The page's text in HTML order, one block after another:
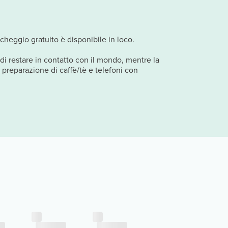
gratuito è disponibile in loco.
restare in contatto con il mondo, mentre la
di caffè/tè e telefoni con